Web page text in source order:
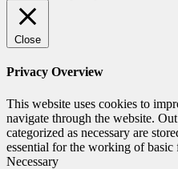
Close
Privacy Overview
This website uses cookies to
navigate through the website.
categorized as necessary are
essential for the working of
Necessary